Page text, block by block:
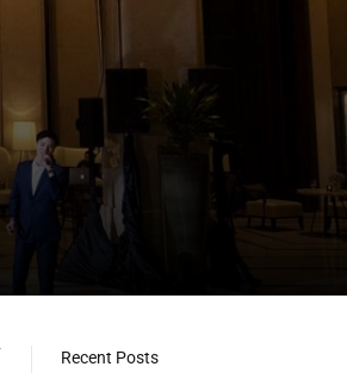
Recent Posts